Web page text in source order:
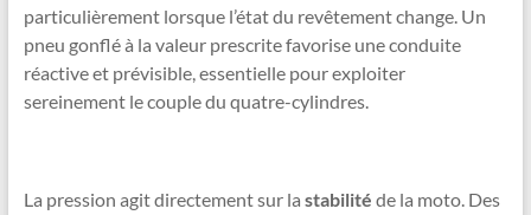
particulièrement lorsque l’état du revêtement change. Un
pneu gonflé à la valeur prescrite favorise une conduite
réactive et prévisible, essentielle pour exploiter
sereinement le couple du quatre-cylindres.
La pression agit directement sur la stabilité de la moto. Des